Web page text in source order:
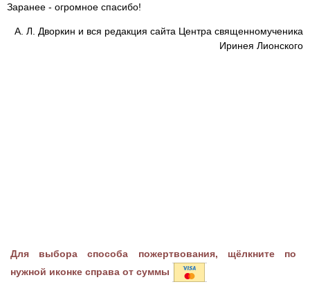
Заранее - огромное спасибо!
А. Л. Дворкин и вся редакция сайта Центра священномученика
Иринея Лионского
Для выбора способа пожертвования, щёлкните по
нужной иконке справа от суммы